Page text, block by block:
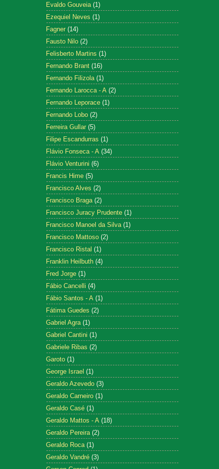
Evaldo Gouveia (1)
Ezequiel Neves (1)
Fagner (14)
Fausto Nilo (2)
Felisberto Martins (1)
Fernando Brant (16)
Fernando Filizola (1)
Fernando Larocca - A (2)
Fernando Leporace (1)
Fernando Lobo (2)
Ferreira Gullar (5)
Filipe Escandurras (1)
Flávio Fonseca - A (34)
Flávio Venturini (6)
Francis Hime (5)
Francisco Alves (2)
Francisco Braga (2)
Francisco Juracy Prudente (1)
Francisco Manoel da Silva (1)
Francisco Mattoso (2)
Francisco Ristal (1)
Franklin Heilbuth (4)
Fred Jorge (1)
Fábio Cancelli (4)
Fábio Santos - A (1)
Fátima Guedes (2)
Gabriel Agra (1)
Gabriel Cantini (1)
Gabriele Ribas (2)
Garoto (1)
George Israel (1)
Geraldo Azevedo (3)
Geraldo Carneiro (1)
Geraldo Casé (1)
Geraldo Mattos - A (18)
Geraldo Pereira (2)
Geraldo Roca (1)
Geraldo Vandré (3)